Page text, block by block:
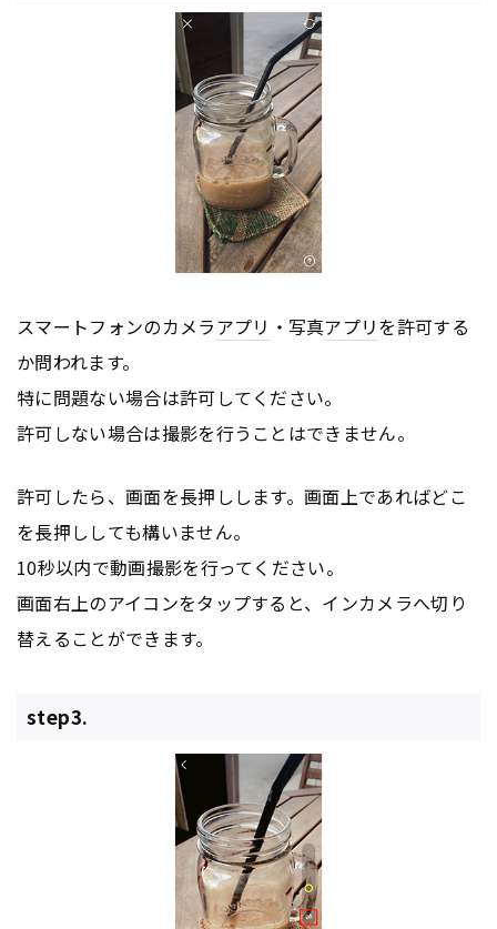
スマートフォンのカメラアプリ ・写真アプリを許可する
か問われます。
特に問題ない場合は許可してください。
許可しない場合は撮影を行うことはできません。
許可したら、画面を長押しします。画面上であればどこ
を長押ししても構いません。
10秒以内で動画撮影を行ってください。
画面右上のアイコンをタップすると、インカメラへ切り
替えることができます。
step3.